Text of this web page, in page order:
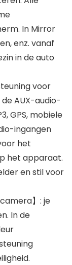
In Mirror
enz. vanaf
in de auto
voor
AUX-audio-
GPS, mobiele
ingangen
het
het apparaat.
en stil voor
】: je
In de